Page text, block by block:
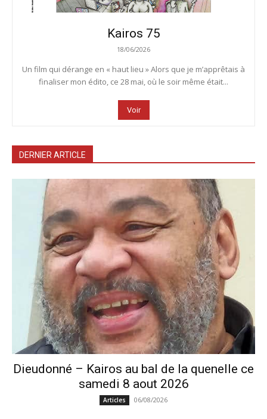
Kairos 75
18/06/2026
Un film qui dérange en « haut lieu » Alors que je m’apprêtais à
finaliser mon édito, ce 28 mai, où le soir même était...
Voir
DERNIER ARTICLE
Dieudonné – Kairos au bal de la quenelle ce
samedi 8 aout 2026
Articles 06/08/2026